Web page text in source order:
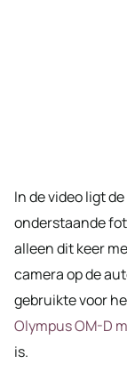
In de video ligt
onderstaande
alleen dit keer
camera op de
gebruikte voor
Olympus OM-D
is.